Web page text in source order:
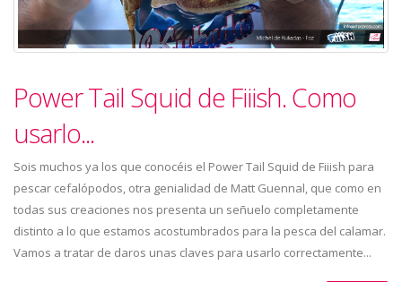
Power Tail Squid de Fiiish. Como
usarlo...
Sois muchos ya los que conocéis el Power Tail Squid de Fiiish para
pescar cefalópodos, otra genialidad de Matt Guennal, que como en
todas sus creaciones nos presenta un señuelo completamente
distinto a lo que estamos acostumbrados para la pesca del calamar.
Vamos a tratar de daros unas claves para usarlo correctamente...